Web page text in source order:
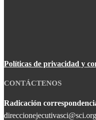
Políticas de privacidad y
CONTÁCTENOS
Radicación